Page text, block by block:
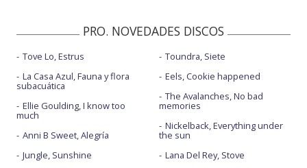
PRO. NOVEDADES DISCOS
Tove Lo, Estrus
La Casa Azul, Fauna y flora
subacuática
Ellie Goulding, I know too
much
Anni B Sweet, Alegría
Jungle, Sunshine
Toundra, Siete
Eels, Cookie happened
The Avalanches, No bad
memories
Nickelback, Everything under
the sun
Lana Del Rey, Stove